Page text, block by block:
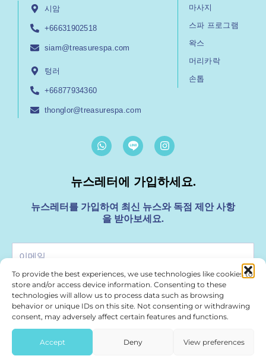
To provide the best experiences, we use technologies like cookies to
store and/or access device information. Consenting to these
technologies will allow us to process data such as browsing
behavior or unique IDs on this site. Not consenting or withdrawing
consent, may adversely affect certain features and functions.
Accept Deny View preferences
시암
+66631902518
siam@treasurespa.com
텅러
+66877934360
thonglor@treasurespa.com
마사지
스파 프로그램
왁스
머리카락
손톱
W
h
a
s
a
p
p
I
n
s
a
g
r
a
m
뉴스레터에 가입하세요.
뉴스레터를 가입하여 최신 뉴스와 독점 제안 사항
을 받아보세요.
메
일
가입
For Media & Marketing Enquiries please use
marketing@treasurespa.com